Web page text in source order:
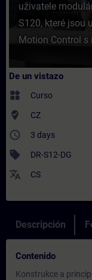
uživatele
S120, které jsou
Motion Control s
De un vistazo
widgets Curso
where_to_vote CZ
access_time 3 days
sell DR-S12-DG
translate CS
Descripción
Contenido
Konstrukce a